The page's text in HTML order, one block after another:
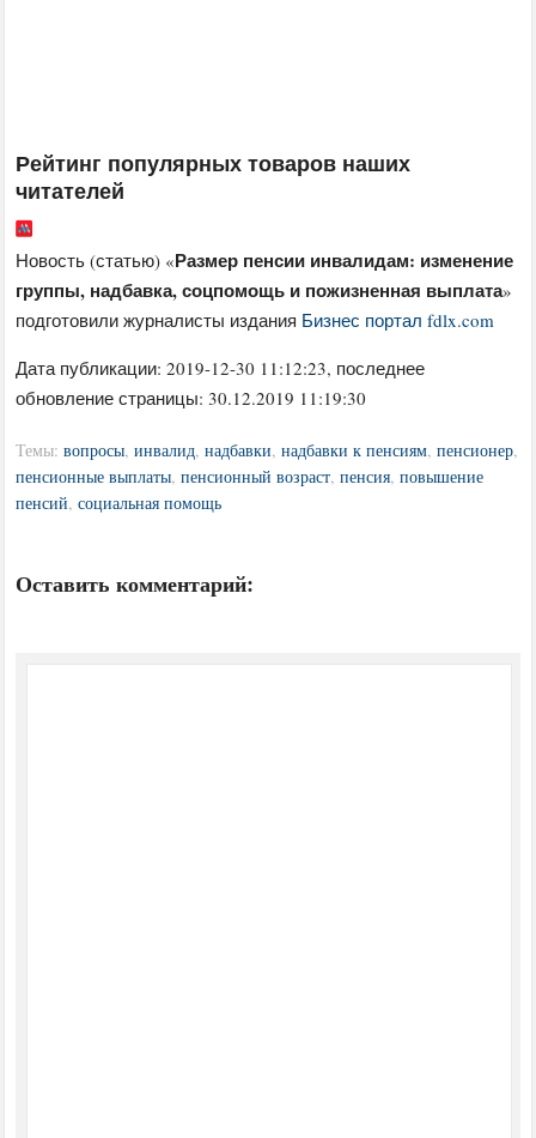
Рейтинг популярных товаров наших
читателей
Новость (статью) «Размер пенсии инвалидам: изменение
группы, надбавка, соцпомощь и пожизненная выплата»
подготовили журналисты издания Бизнес портал fdlx.com
Дата публикации:2019-12-30 11:12:23, последнее
обновление страницы: 30.12.2019 11:19:30
Темы:вопросы,инвалид,надбавки,надбавки к пенсиям,пенсионер,
пенсионные выплаты,пенсионный возраст,пенсия,повышение
пенсий,социальная помощь
Оставить комментарий: